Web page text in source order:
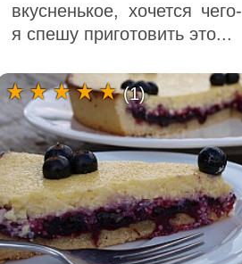
вкусненькое, хочется
я спешу приготовить это...
(1)